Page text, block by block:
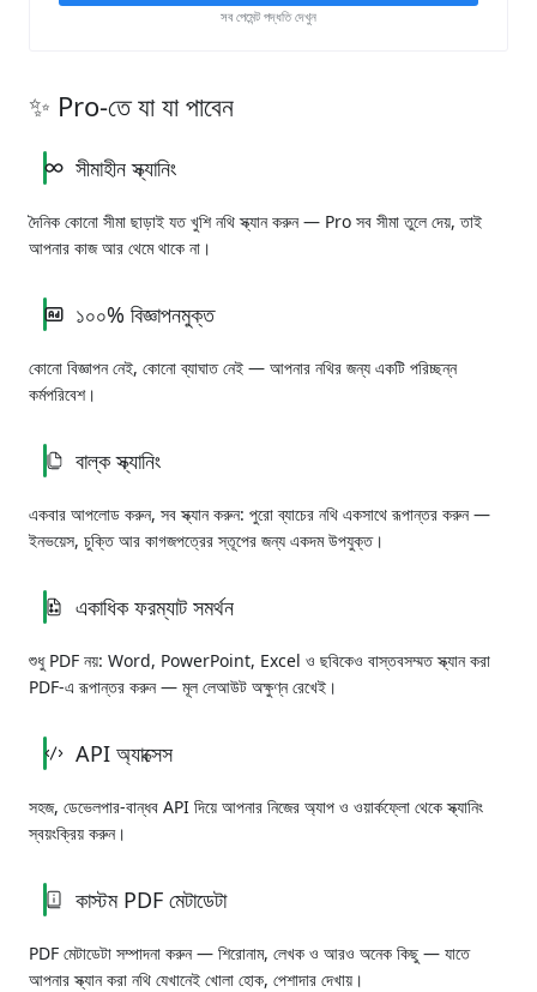
সব পেমেন্ট পদ্ধতি দেখুন
✨ Pro-তে যা যা পাবেন
সীমাহীন স্ক্যানিং
দৈনিক কোনো সীমা ছাড়াই যত খুশি নথি স্ক্যান করুন — Pro সব সীমা তুলে দেয়, তাই
আপনার কাজ আর থেমে থাকে না।
১০০% বিজ্ঞাপনমুক্ত
কোনো বিজ্ঞাপন নেই, কোনো ব্যাঘাত নেই — আপনার নথির জন্য একটি পরিচ্ছন্ন
কর্মপরিবেশ।
বাল্ক স্ক্যানিং
একবার আপলোড করুন, সব স্ক্যান করুন: পুরো ব্যাচের নথি একসাথে রূপান্তর করুন —
ইনভয়েস, চুক্তি আর কাগজপত্রের স্তূপের জন্য একদম উপযুক্ত।
একাধিক ফরম্যাট সমর্থন
শুধু PDF নয়: Word, PowerPoint, Excel ও ছবিকেও বাস্তবসম্মত স্ক্যান করা
PDF-এ রূপান্তর করুন — মূল লেআউট অক্ষুণ্ন রেখেই।
API অ্যাক্সেস
সহজ, ডেভেলপার-বান্ধব API দিয়ে আপনার নিজের অ্যাপ ও ওয়ার্কফ্লো থেকে স্ক্যানিং
স্বয়ংক্রিয় করুন।
কাস্টম PDF মেটাডেটা
PDF মেটাডেটা সম্পাদনা করুন — শিরোনাম, লেখক ও আরও অনেক কিছু — যাতে
আপনার স্ক্যান করা নথি যেখানেই খোলা হোক, পেশাদার দেখায়।